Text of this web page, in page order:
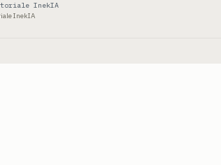
InekIA
InekIA